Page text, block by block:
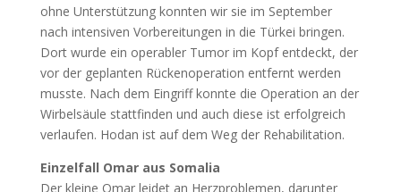
ohne Unterstützung konnten wir sie im September
nach intensiven Vorbereitungen in die Türkei bringen.
Dort wurde ein operabler Tumor im Kopf entdeckt, der
vor der geplanten Rückenoperation entfernt werden
musste. Nach dem Eingriff konnte die Operation an der
Wirbelsäule stattfinden und auch diese ist erfolgreich
verlaufen. Hodan ist auf dem Weg der Rehabilitation.
Einzelfall Omar aus Somalia
Der kleine Omar leidet an Herzproblemen, darunter